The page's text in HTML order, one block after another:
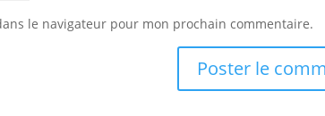
le navigateur pour mon prochain commentaire.